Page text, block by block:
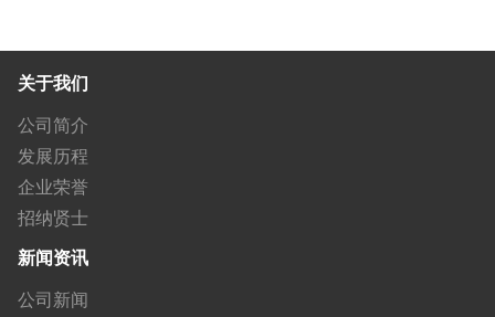
关于我们
公司简介
发展历程
企业荣誉
招纳贤士
新闻资讯
公司新闻